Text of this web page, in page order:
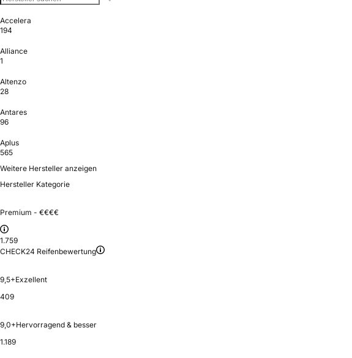
Accelera
194
Alliance
1
Altenzo
28
Antares
96
Aplus
565
Weitere Hersteller anzeigen
Hersteller Kategorie
Premium - €€€€
1.759
CHECK24 Reifenbewertung
9,5+Exzellent
409
9,0+Hervorragend & besser
1.189